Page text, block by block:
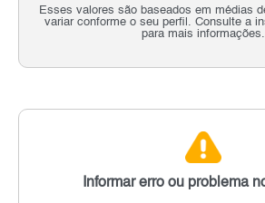
Esses valores são baseados em médias
variar conforme o seu perfil. Consulte a
para mais informações.
Informar erro ou problema